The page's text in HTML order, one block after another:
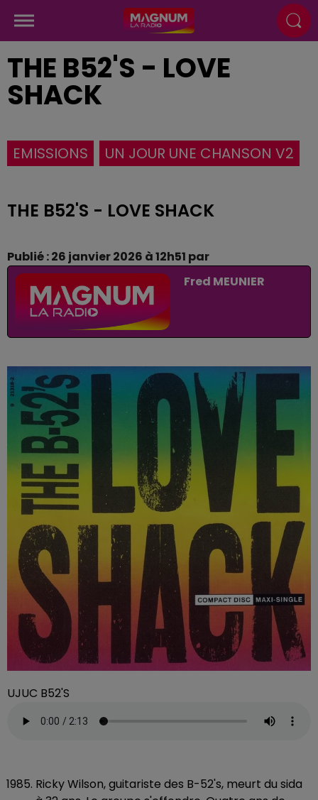
THE B52'S - LOVE
SHACK
EMISSIONS UN JOUR UNE CHANSON V2
THE B52'S - LOVE SHACK
Publié : 26 janvier 2026 à 12h51 par
Fred MEUNIER
UJUC B52'S
Ricky Wilson, guitariste des B-52's, meurt du sida